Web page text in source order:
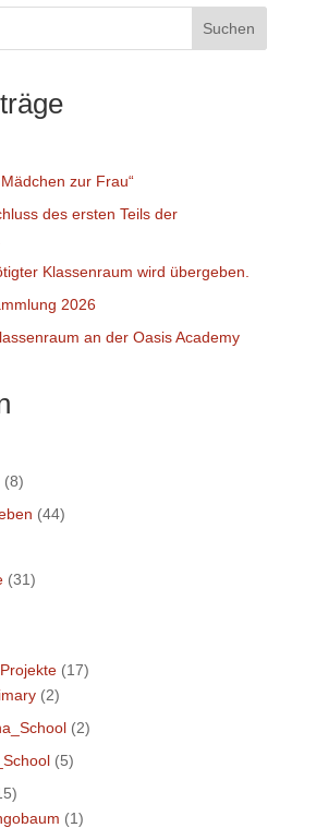
Suchen
zur Frau“
des ersten Teils der
Klassenraum wird übergeben.
2026
an der Oasis Academy
(8)
(44)
(31)
(17)
(2)
(2)
(5)
(1)